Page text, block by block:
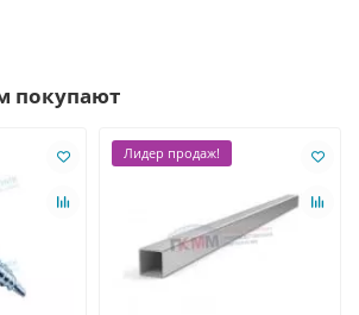
покупают
Лидер продаж!